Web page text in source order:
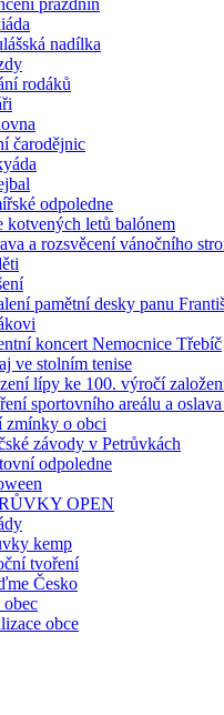
prázdnin
nadílka
rodáků
čarodějnic
odpoledne
kotvených letů balónem
a rozsvěcení vánočního
pamětní desky panu
koncert Nemocnice Třebíč
ve stolním tenise
lípy ke 100. výročí
sportovního areálu a
zmínky o obci
závody v Petrůvkách
odpoledne
OPEN
kemp
tvoření
Česko
obec
obce